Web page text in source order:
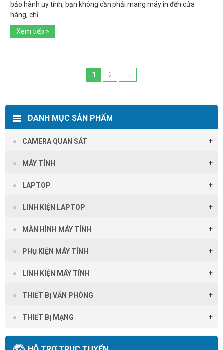
bảo hành uy tính, bạn không cần phải mang máy in đến cửa
hàng, chỉ...
Xem tiếp »
1 2 →
DANH MỤC SẢN PHẨM
CAMERA QUAN SÁT
MÁY TÍNH
LAPTOP
LINH KIỆN LAPTOP
MÀN HÌNH MÁY TÍNH
PHỤ KIỆN MÁY TÍNH
LINH KIỆN MÁY TÍNH
THIẾT BỊ VĂN PHÒNG
THIẾT BỊ MẠNG